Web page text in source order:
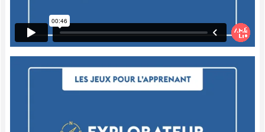
fermées. Les enfants doivent découvrir les
cartes que possède un autre enfant en
oui ou par non. "C'est vivant ou non
vivant?" "Est-ce que c'est un jouet?" "Est-
les diverses réponses, de se créer une